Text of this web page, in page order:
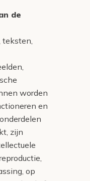
de
worden
en
zijn
op